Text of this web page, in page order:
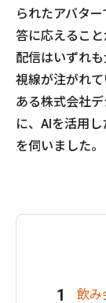
られたアバタ
答に応えるこ
配信はいずれ
視線が注がれ
ある株式会社
に、AIを活用
を伺いました。
飲み